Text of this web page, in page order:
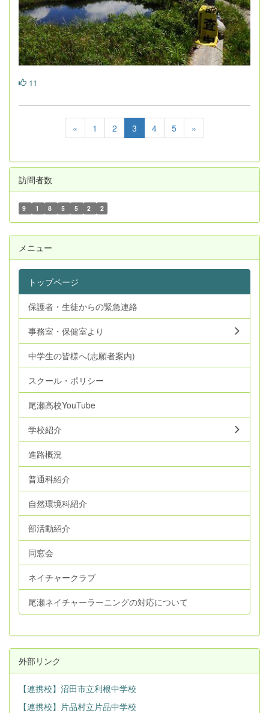
11
« 1 2 3 4 5 »
訪問者数
9 1 8 5 5 2 2
メニュー
トップページ
保護者・生徒からの緊急連絡
事務室・保健室より
中学生の皆様へ(志願者案内)
スクール・ポリシー
尾瀬高校YouTube
学校紹介
進路概況
普通科紹介
自然環境科紹介
部活動紹介
同窓会
ネイチャークラブ
尾瀬ネイチャーラーニングの対応について
外部リンク
【連携校】沼田市立利根中学校
【連携校】片品村立片品中学校